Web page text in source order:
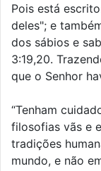
Pois está
deles"; e
dos sábios e
3:19,20.
que o Senhor
“Tenham
filosofias vãs e
tradições
mundo, e não